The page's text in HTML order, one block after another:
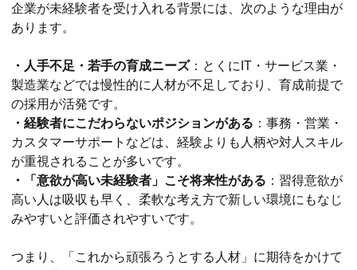
企業が未経験者を受け入れる背景には、次のような理由が
あります。
・人手不足・若手の育成ニーズ：とくにIT・サービス業・
製造業などでは慢性的に人材が不足しており、育成前提で
の採用が活発です。
・経験者にこだわらないポジションがある ：事務・営業・
カスタマーサポートなどは、経験よりも人柄や対人スキル
が重視されることが多いです。
・「意欲が高い未経験者」こそ将来性がある ：習得意欲が
高い人は吸収も早く、柔軟な考え方で新しい環境にもなじ
みやすいと評価されやすいです。
つまり、「これから頑張ろうとする人材」に期待をかけて